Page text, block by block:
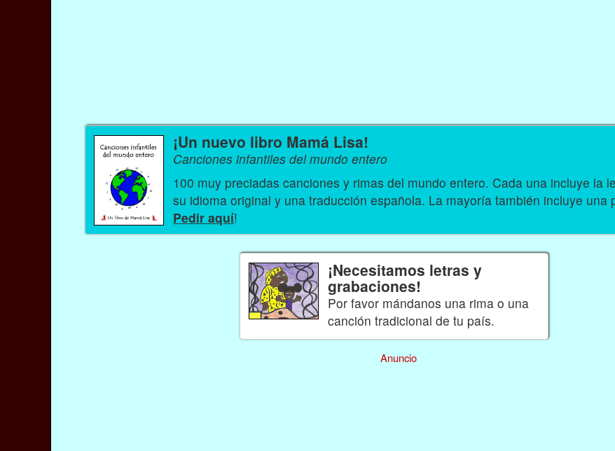
¡Un nuevo libro Mamá Lisa!
Canciones infantiles del mundo entero
100 muy preciadas canciones y rimas del mundo entero. Cada una incluye la
su idioma original y una traducción española. La mayoría también incluye una
Pedir aquí!
¡Necesitamos letras y
grabaciones!
Por favor mándanos una rima o una
canción tradicional de tu país.
Anuncio